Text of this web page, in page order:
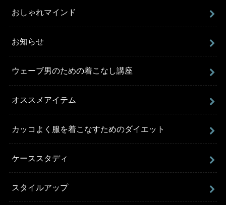
おしゃれマインド
お知らせ
ウェーブ男のための着こなし講座
オススメアイテム
カッコよく服を着こなすためのダイエット
ケーススタディ
スタイルアップ